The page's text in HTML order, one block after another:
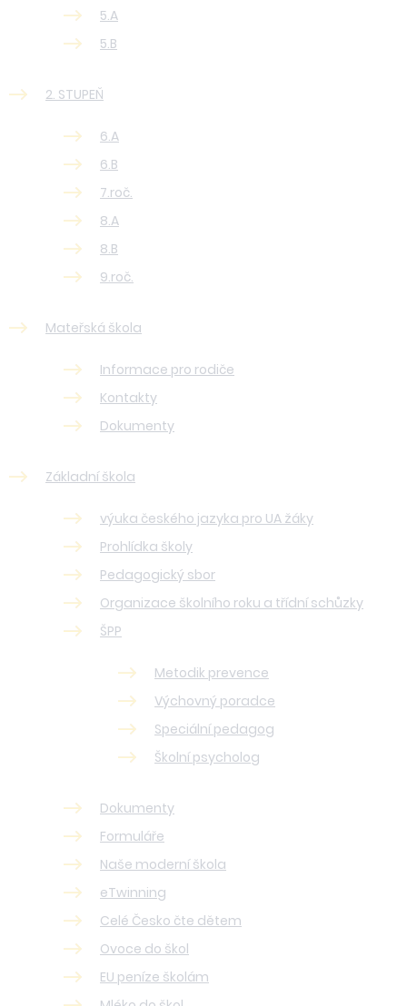
5.A
5.B
2. STUPEŇ
6.A
6.B
7.roč.
8.A
8.B
9.roč.
Mateřská škola
Informace pro rodiče
Kontakty
Dokumenty
Základní škola
výuka českého jazyka pro UA žáky
Prohlídka školy
Pedagogický sbor
Organizace školního roku a třídní schůzky
ŠPP
Metodik prevence
Výchovný poradce
Speciální pedagog
Školní psycholog
Dokumenty
Formuláře
Naše moderní škola
eTwinning
Celé Česko čte dětem
Ovoce do škol
EU peníze školám